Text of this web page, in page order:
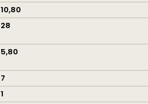
10,80
28
5,80
7
1